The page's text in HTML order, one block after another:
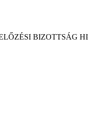
BIZOTTSÁG